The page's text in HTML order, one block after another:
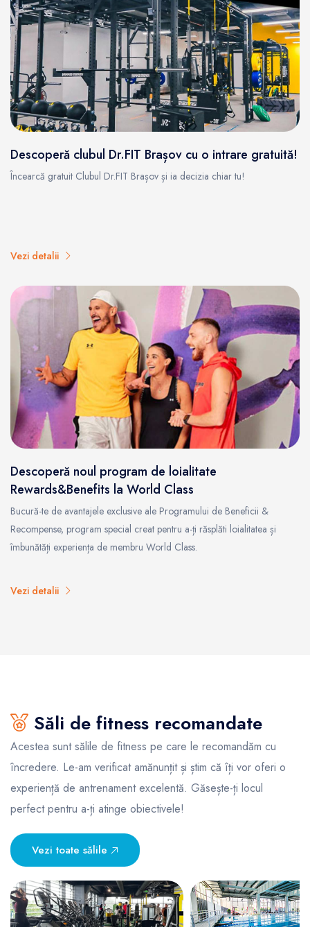
Descoperă clubul Dr.FIT Brașov cu o intrare gratuită!
Încearcă gratuit Clubul Dr.FIT Brașov și ia decizia chiar tu!
Vezi detalii
Descoperă noul program de loialitate
Rewards&Benefits la World Class
Bucură-te de avantajele exclusive ale Programului de Beneficii &
Recompense, program special creat pentru a-ți răsplăti loialitatea și
îmbunătăți experiența de membru World Class.
Vezi detalii
Săli de fitness recomandate
Acestea sunt sălile de fitness pe care le recomandăm cu
încredere. Le-am verificat amănunțit și știm că îți vor oferi o
experiență de antrenament excelentă. Găsește-ți locul
perfect pentru a-ți atinge obiectivele!
Vezi toate sălile